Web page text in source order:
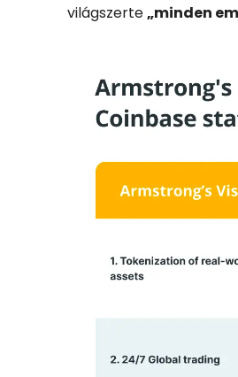
világszerte„minden